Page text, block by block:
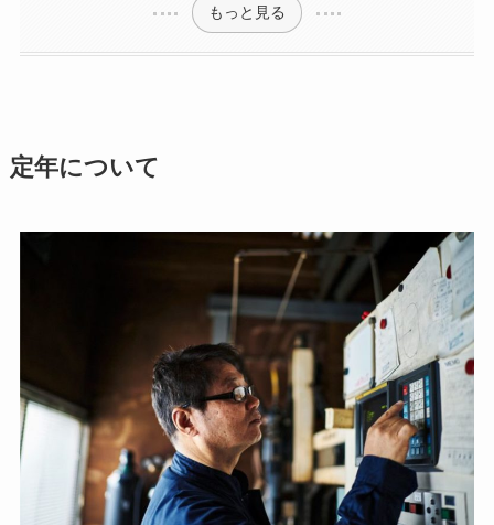
もっと見る
定年について